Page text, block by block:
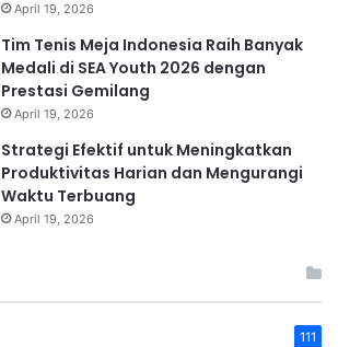
April 19, 2026
Tim Tenis Meja Indonesia Raih Banyak
Medali di SEA Youth 2026 dengan
Prestasi Gemilang
April 19, 2026
Strategi Efektif untuk Meningkatkan
Produktivitas Harian dan Mengurangi
Waktu Terbuang
April 19, 2026
111